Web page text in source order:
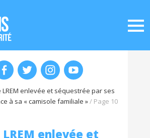
LREM enlevée et séquestrée par ses
à sa « camisole familiale »/ Page 10
LREM enlevée et